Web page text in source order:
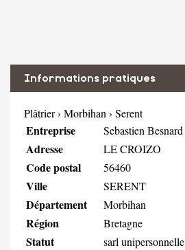
Informations pratiques
Plâtrier› Morbihan › Serent
Entreprise Sebastien Besnard
Adresse LE CROIZO
Code postal 56460
Ville SERENT
Département Morbihan
Région Bretagne
Statut sarl unipersonnelle